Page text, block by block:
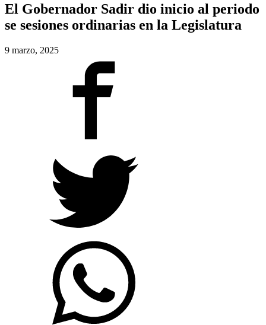
El Gobernador Sadir dio inicio al periodo
se sesiones ordinarias en la Legislatura
9 marzo, 2025